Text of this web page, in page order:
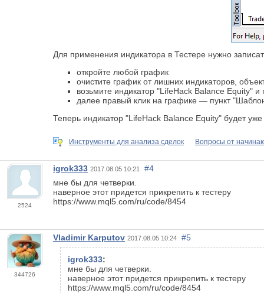
Для применения индикатора в Тестере нужно
откройте любой график
очистите график от лишних индикаторов,
возьмите индикатор "LifeHack Balance Equity" и
далее правый клик на графике — пункт
Теперь индикатор "LifeHack Balance Equity" будет
Инструменты для анализа сделок Вопросы от
2524
igrok333 2017.08.05 10:21
#4
мне бы для четверки.
наверное этот придется прикрепить к тестеру
https://www.mql5.com/ru/code/8454
344726
Vladimir Karputov 2017.08.05 10:24 #5
igrok333:
мне бы для четверки.
наверное этот придется прикрепить к тестеру
https://www.mql5.com/ru/code/8454